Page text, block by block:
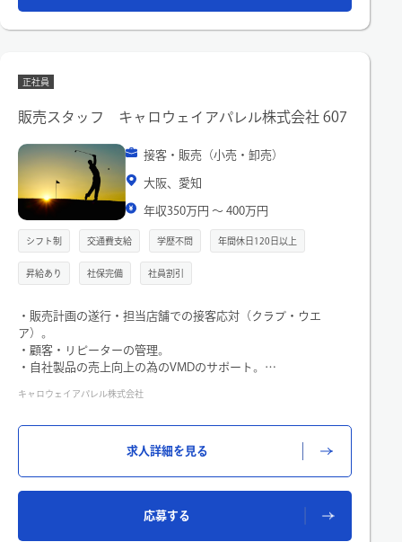
正社員
販売スタッフ キャロウェイアパレル株式会社 607
接客・販売（小売・卸売）
大阪、愛知
年収350万円 〜 400万円
シフト制 交通費支給 学歴不問 年間休日120日以上
昇給あり 社保完備 社員割引
・販売計画の遂行・担当店舗での接客応対（クラブ・ウエ
ア）。
・顧客・リピーターの管理。
・自社製品の売上向上の為のVMDのサポート。
キャロウェイアパレル株式会社
求人詳細を見る
応募する